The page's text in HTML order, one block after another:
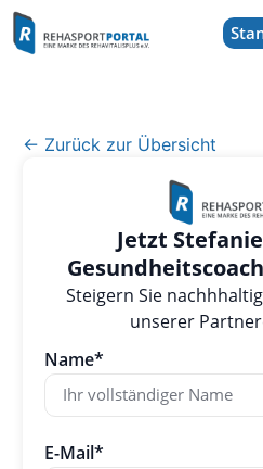
← Zurück zur Übersicht
Jetzt
Steigern Sie
unserer
Name*
E-Mail*